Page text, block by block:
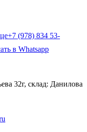
+7 (978) 834 53-
в Whatsapp
32г, склад: Данилова